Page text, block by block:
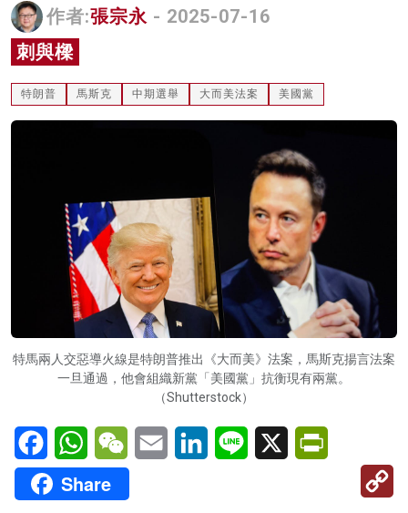
影片
名家榜
灼見活動
關於我們
作者:張宗永 - 2025-07-16
刺與樑
特朗普 馬斯克 中期選舉 大而美法案 美國黨
特馬兩人交惡導火線是特朗普推出《大而美》法案，馬斯克揚言法案
一旦通過，他會組織新黨「美國黨」抗衡現有兩黨。
（Shutterstock）
FacebookWhatsAppWeChatEmail LinkedInLine X
Share